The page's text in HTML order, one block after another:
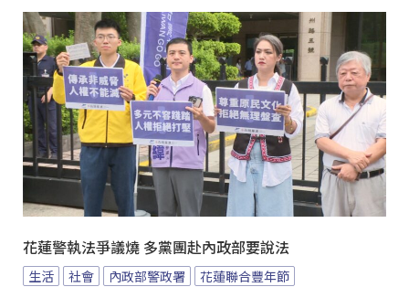
花蓮警執法爭議燒 多黨團赴內政部要說法
生活 社會 內政部警政署 花蓮聯合豐年節